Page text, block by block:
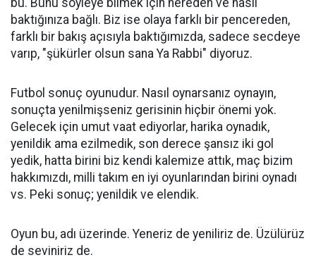
bu. Bunu söyleye bilmek için nereden ve nasıl
baktığınıza bağlı. Biz ise olaya farklı bir pencereden,
farklı bir bakış açısıyla baktığımızda, sadece secdeye
varıp, "şükürler olsun sana Ya Rabbi" diyoruz.
Futbol sonuç oyunudur. Nasıl oynarsanız oynayın,
sonuçta yenilmişseniz gerisinin hiçbir önemi yok.
Gelecek için umut vaat ediyorlar, harika oynadık,
yenildik ama ezilmedik, son derece şansız iki gol
yedik, hatta birini biz kendi kalemize attık, maç bizim
hakkımızdı, milli takım en iyi oyunlarından birini oynadı
vs. Peki sonuç; yenildik ve elendik.
Oyun bu, adı üzerinde. Yeneriz de yeniliriz de. Üzülürüz
de seviniriz de.